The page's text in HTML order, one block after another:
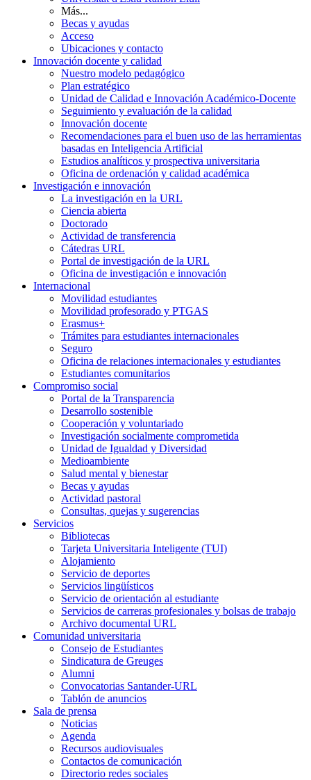
Más...
Becas y ayudas
Acceso
Ubicaciones y contacto
Innovación docente y calidad
Nuestro modelo pedagógico
Plan estratégico
Unidad de Calidad e Innovación Académico-Docente
Seguimiento y evaluación de la calidad
Innovación docente
Recomendaciones para el buen uso de las herramientas
basadas en Inteligencia Artificial
Estudios analíticos y prospectiva universitaria
Oficina de ordenación y calidad académica
Investigación e innovación
La investigación en la URL
Ciencia abierta
Doctorado
Actividad de transferencia
Cátedras URL
Portal de investigación de la URL
Oficina de investigación e innovación
Internacional
Movilidad estudiantes
Movilidad profesorado y PTGAS
Erasmus+
Trámites para estudiantes internacionales
Seguro
Oficina de relaciones internacionales y estudiantes
Estudiantes comunitarios
Compromiso social
Portal de la Transparencia
Desarrollo sostenible
Cooperación y voluntariado
Investigación socialmente comprometida
Unidad de Igualdad y Diversidad
Medioambiente
Salud mental y bienestar
Becas y ayudas
Actividad pastoral
Consultas, quejas y sugerencias
Servicios
Bibliotecas
Tarjeta Universitaria Inteligente (TUI)
Alojamiento
Servicio de deportes
Servicios lingüísticos
Servicio de orientación al estudiante
Servicios de carreras profesionales y bolsas de trabajo
Archivo documental URL
Comunidad universitaria
Consejo de Estudiantes
Sindicatura de Greuges
Alumni
Convocatorias Santander-URL
Tablón de anuncios
Sala de prensa
Noticias
Agenda
Recursos audiovisuales
Contactos de comunicación
Directorio redes sociales